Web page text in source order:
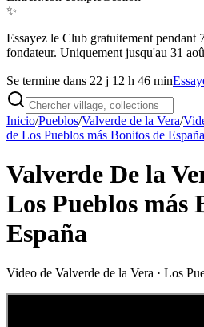
✨
Essayez le Club gratuitement pendant
fondateur. Uniquement jusqu'au 31
Se termine dans 22 j 12 h 46 min
Inicio/Pueblos/Valverde de la Vera/
de Los Pueblos más Bonitos de España
Valverde De la
Los Pueblos más
España
Video de Valverde de la Vera · Los